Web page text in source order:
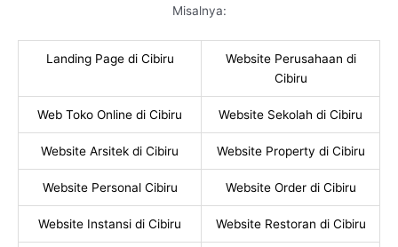
Misalnya:
Landing Page di Cibiru
Website Perusahaan di
Cibiru
Web Toko Online di Cibiru Website Sekolah di Cibiru
Website Arsitek di Cibiru Website Property di Cibiru
Website Personal Cibiru Website Order di Cibiru
Website Instansi di Cibiru Website Restoran di Cibiru